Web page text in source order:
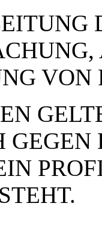
VON